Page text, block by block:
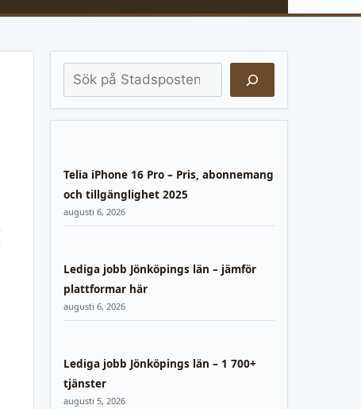
Sök
Telia iPhone 16 Pro – Pris, abonnemang
och tillgänglighet 2025
augusti 6, 2026
Lediga jobb Jönköpings län – jämför
plattformar här
augusti 6, 2026
Lediga jobb Jönköpings län – 1 700+
tjänster
augusti 5, 2026